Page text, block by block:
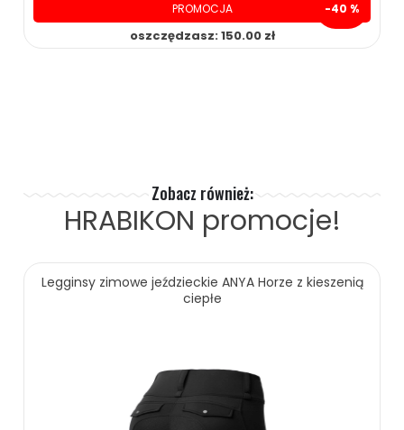
PROMOCJA -40 %
oszczędzasz: 150.00 zł
Zobacz również:
HRABIKON promocje!
Legginsy zimowe jeździeckie ANYA Horze z kieszenią
ciepłe